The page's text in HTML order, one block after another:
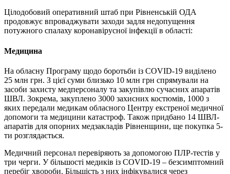
Цілодобовий оперативний штаб при Рівненській ОДА
продовжує впроваджувати заходи задля недопущення
потужного спалаху коронавірусної інфекції в області:
Медицина
На обласну Програму щодо боротьби із COVІD-19 виділено
25 млн грн. З цієї суми близько 10 млн грн спрямували на
засоби захисту медперсоналу та закупівлю сучасних апаратів
ШВЛ. Зокрема, закуплено 3000 захисних костюмів, 1000 з
яких передали медикам обласного Центру екстреної медичної
допомоги та медицини катастроф. Також придбано 14 ШВЛ-
апаратів для опорних медзакладів Рівненщини, ще покупка 5-
ти розглядається.
Медичний персонал перевіряють за допомогою ПЛР-тестів у
три черги. У більшості медиків із COVID-19 – безсимптомний
перебіг хвороби. Більшість з них інфікувалися через